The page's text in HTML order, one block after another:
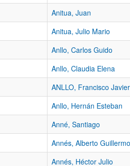
Anitua, Juan
Anitua, Julio Mario
Anllo, Carlos Guido
Anllo, Claudia Elena
ANLLO, Francisco Javier
Anllo, Hernán Esteban
Anné, Santiago
Annés, Alberto Guillermo
Annés, Héctor Julio